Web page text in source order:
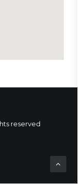
reserved